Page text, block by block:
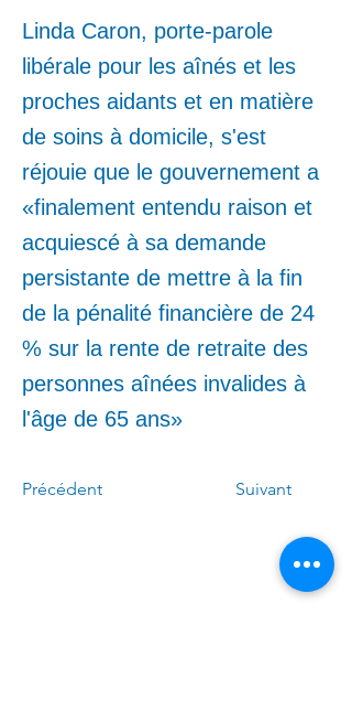
Linda Caron, porte-parole
libérale pour les aînés et les
proches aidants et en matière
de soins à domicile, s'est
réjouie que le gouvernement a
«finalement entendu raison et
acquiescé à sa demande
persistante de mettre à la fin
de la pénalité financière de 24
% sur la rente de retraite des
personnes aînées invalides à
l'âge de 65 ans»
Précédent Suivant